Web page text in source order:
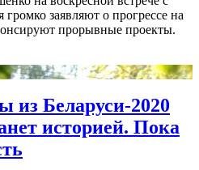
заявляют о прогрессе на
прорывные проекты.
из Беларуси-2020
историей. Пока